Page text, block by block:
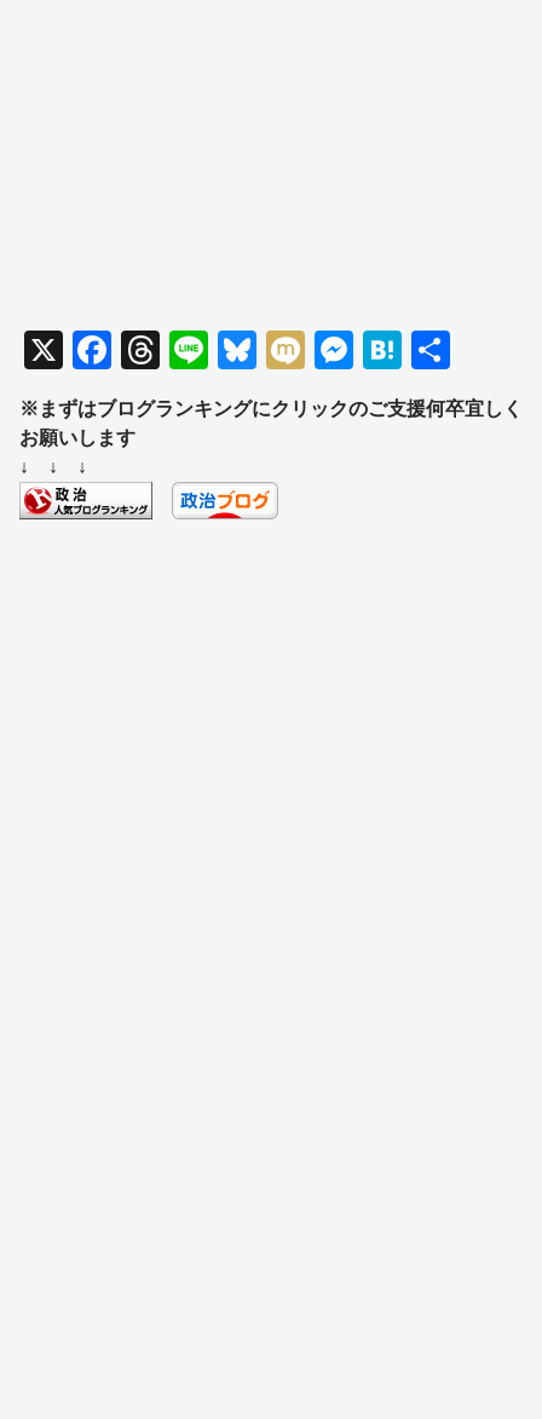
X
F
a
c
b
T
hr
e
d
Li
n
e
Bl
e
y
M
ixi
M
ss
H
at
e
有
※まずはブログランキングにクリックのご支援何卒宜しく
お願いします
↓ ↓ ↓